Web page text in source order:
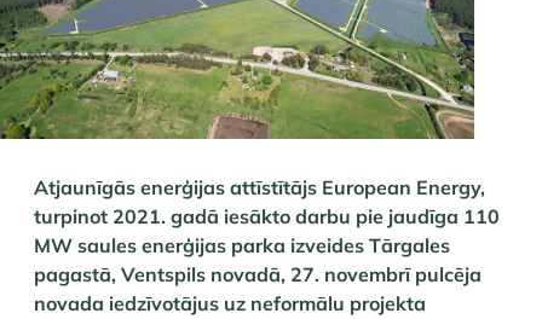
Atjaunīgās enerģijas attīstītājs European Energy,
turpinot 2021. gadā iesākto darbu pie jaudīga 110
MW saules enerģijas parka izveides Tārgales
pagastā, Ventspils novadā, 27. novembrī pulcēja
novada iedzīvotājus uz neformālu projekta